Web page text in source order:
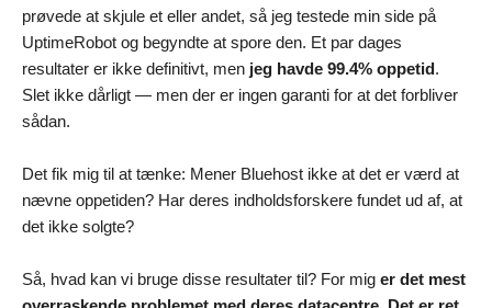
prøvede at skjule et eller andet, så jeg testede min side på
UptimeRobot og begyndte at spore den. Et par dages
resultater er ikke definitivt, men jeg havde 99.4% oppetid.
Slet ikke dårligt — men der er ingen garanti for at det forbliver
sådan.
Det fik mig til at tænke: Mener Bluehost ikke at det er værd at
nævne oppetiden? Har deres indholdsforskere fundet ud af, at
det ikke solgte?
Så, hvad kan vi bruge disse resultater til? For mig er det mest